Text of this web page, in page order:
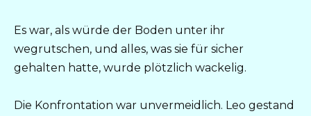
Es war, als würde der Boden unter ihr
wegrutschen, und alles, was sie für sicher
gehalten hatte, wurde plötzlich wackelig.
Die Konfrontation war unvermeidlich. Leo gestand